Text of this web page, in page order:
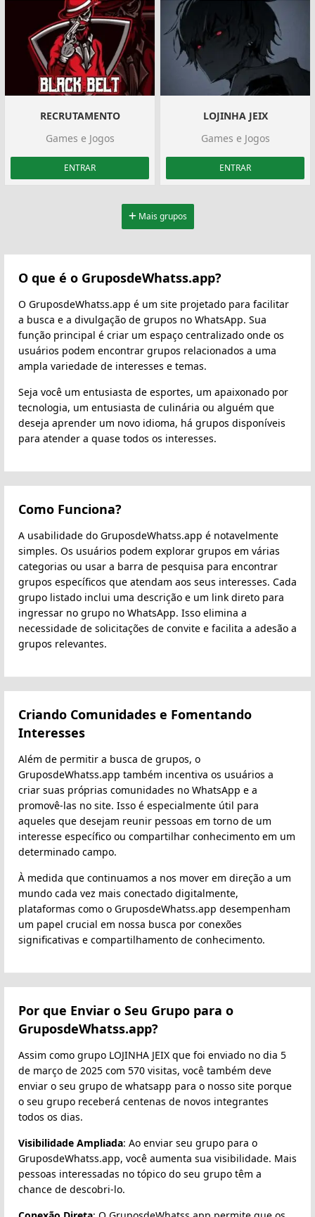
️RECRUTAMENTO️
Games e Jogos
ENTRAR
LOJINHA JEIX
Games e Jogos
ENTRAR
Mais grupos
O que é o GruposdeWhatss.app?
O GruposdeWhatss.app é um site projetado para facilitar
a busca e a divulgação de grupos no WhatsApp. Sua
função principal é criar um espaço centralizado onde os
usuários podem encontrar grupos relacionados a uma
ampla variedade de interesses e temas.
Seja você um entusiasta de esportes, um apaixonado por
tecnologia, um entusiasta de culinária ou alguém que
deseja aprender um novo idioma, há grupos disponíveis
para atender a quase todos os interesses.
Como Funciona?
A usabilidade do GruposdeWhatss.app é notavelmente
simples. Os usuários podem explorar grupos em várias
categorias ou usar a barra de pesquisa para encontrar
grupos específicos que atendam aos seus interesses. Cada
grupo listado inclui uma descrição e um link direto para
ingressar no grupo no WhatsApp. Isso elimina a
necessidade de solicitações de convite e facilita a adesão a
grupos relevantes.
Criando Comunidades e Fomentando
Interesses
Além de permitir a busca de grupos, o
GruposdeWhatss.app também incentiva os usuários a
criar suas próprias comunidades no WhatsApp e a
promovê-las no site. Isso é especialmente útil para
aqueles que desejam reunir pessoas em torno de um
interesse específico ou compartilhar conhecimento em um
determinado campo.
À medida que continuamos a nos mover em direção a um
mundo cada vez mais conectado digitalmente,
plataformas como o GruposdeWhatss.app desempenham
um papel crucial em nossa busca por conexões
significativas e compartilhamento de conhecimento.
Por que Enviar o Seu Grupo para o
GruposdeWhatss.app?
Assim como grupo LOJINHA JEIX que foi enviado no dia 5
de março de 2025 com 570 visitas, você também deve
enviar o seu grupo de whatsapp para o nosso site porque
o seu grupo receberá centenas de novos integrantes
todos os dias.
Visibilidade Ampliada: Ao enviar seu grupo para o
GruposdeWhatss.app, você aumenta sua visibilidade. Mais
pessoas interessadas no tópico do seu grupo têm a
chance de descobri-lo.